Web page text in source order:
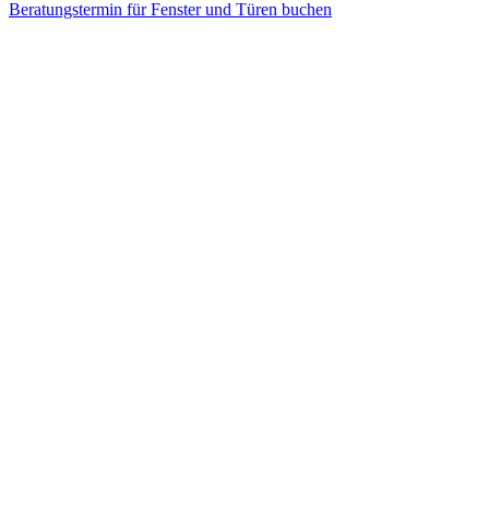
Beratungstermin für Fenster und Türen buchen